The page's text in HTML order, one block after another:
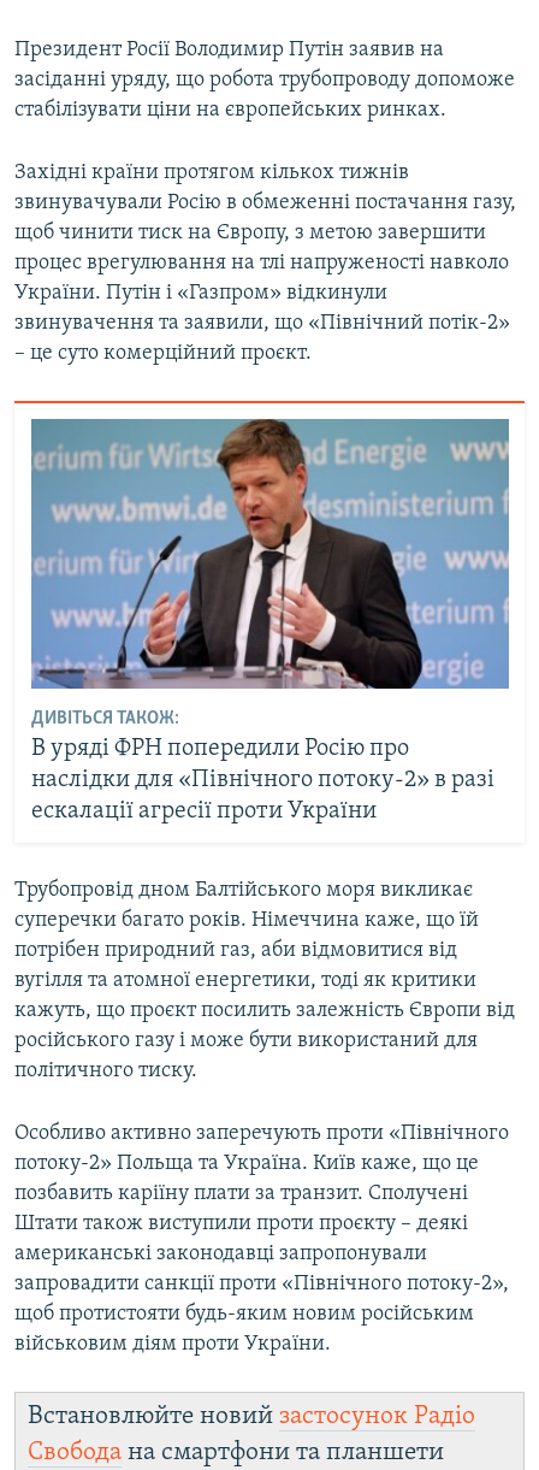
Президент Росії Володимир Путін заявив на
засіданні уряду, що робота трубопроводу допоможе
стабілізувати ціни на європейських ринках.
Західні країни протягом кількох тижнів
звинувачували Росію в обмеженні постачання газу,
щоб чинити тиск на Європу, з метою завершити
процес врегулювання на тлі напруженості навколо
України. Путін і «Газпром» відкинули
звинувачення та заявили, що «Північний потік-2»
– це суто комерційний проєкт.
ДИВІТЬСЯ ТАКОЖ:
В уряді ФРН попередили Росію про
наслідки для «Північного потоку-2» в разі
ескалації агресії проти України
Трубопровід дном Балтійського моря викликає
суперечки багато років. Німеччина каже, що їй
потрібен природний газ, аби відмовитися від
вугілля та атомної енергетики, тоді як критики
кажуть, що проєкт посилить залежність Європи від
російського газу і може бути використаний для
політичного тиску.
Особливо активно заперечують проти «Північного
потоку-2» Польща та Україна. Київ каже, що це
позбавить каріїну плати за транзит. Сполучені
Штати також виступили проти проєкту – деякі
американські законодавці запропонували
запровадити санкції проти «Північного потоку-2»,
щоб протистояти будь-яким новим російським
військовим діям проти України.
Встановлюйте новий застосунок Радіо
Свобода на смартфони та планшети